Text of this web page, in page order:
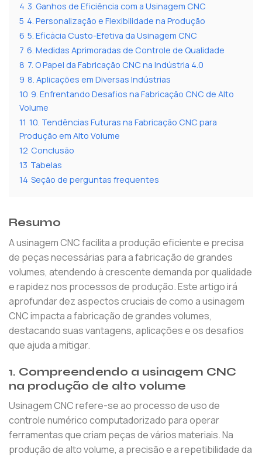
4 3. Ganhos de Eficiência com a Usinagem CNC
5 4. Personalização e Flexibilidade na Produção
6 5. Eficácia Custo-Efetiva da Usinagem CNC
7 6. Medidas Aprimoradas de Controle de Qualidade
8 7. O Papel da Fabricação CNC na Indústria 4.0
9 8. Aplicações em Diversas Indústrias
10 9. Enfrentando Desafios na Fabricação CNC de Alto
Volume
11 10. Tendências Futuras na Fabricação CNC para
Produção em Alto Volume
12 Conclusão
13 Tabelas
14 Seção de perguntas frequentes
Resumo
A usinagem CNC facilita a produção eficiente e precisa
de peças necessárias para a fabricação de grandes
volumes, atendendo à crescente demanda por qualidade
e rapidez nos processos de produção. Este artigo irá
aprofundar dez aspectos cruciais de como a usinagem
CNC impacta a fabricação de grandes volumes,
destacando suas vantagens, aplicações e os desafios
que ajuda a mitigar.
1. Compreendendo a usinagem CNC
na produção de alto volume
Usinagem CNC refere-se ao processo de uso de
controle numérico computadorizado para operar
ferramentas que criam peças de vários materiais. Na
produção de alto volume, a precisão e a repetibilidade da